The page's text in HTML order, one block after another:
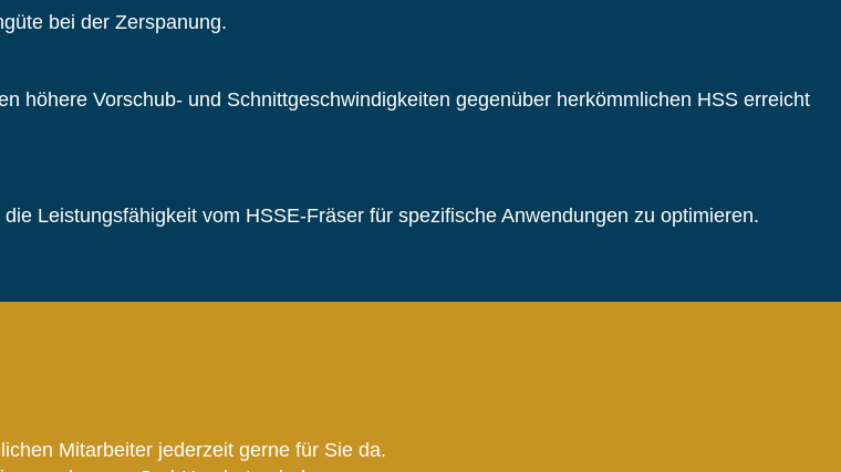
bei der Zerspanung.
höhere Vorschub- und Schnittgeschwindigkeiten gegenüber herkömmlichen HSS erreicht
Leistungsfähigkeit vom HSSE-Fräser für spezifische Anwendungen zu optimieren.
Mitarbeiter jederzeit gerne für Sie da.